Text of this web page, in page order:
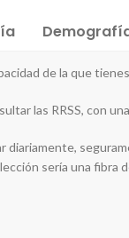
de la que
las RRSS, con
sería una fibra